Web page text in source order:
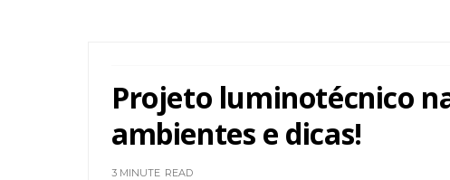
Projeto luminotécnico
ambientes e dicas!
3 MINUTE READ